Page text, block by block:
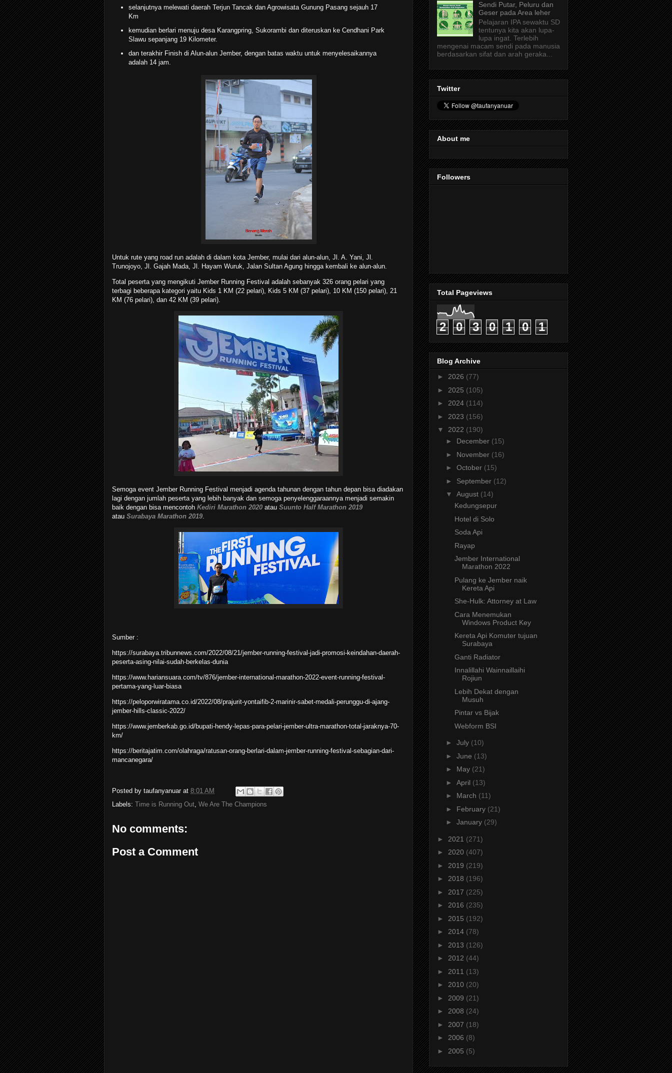
selanjutnya melewati daerah Terjun Tancak dan Agrowisata Gunung Pasang sejauh 17
Km
kemudian berlari menuju desa Karangpring, Sukorambi dan diteruskan ke Cendhani Park
Slawu sepanjang 19 Kilometer.
dan terakhir Finish di Alun-alun Jember, dengan batas waktu untuk menyelesaikannya
adalah 14 jam.
Untuk rute yang road run adalah di dalam kota Jember, mulai dari alun-alun, Jl. A. Yani, Jl.
Trunojoyo, Jl. Gajah Mada, Jl. Hayam Wuruk, Jalan Sultan Agung hingga kembali ke alun-alun.
Total peserta yang mengikuti Jember Running Festival adalah sebanyak 326 orang pelari yang
terbagi beberapa kategori yaitu Kids 1 KM (22 pelari), Kids 5 KM (37 pelari), 10 KM (150 pelari), 21
KM (76 pelari), dan 42 KM (39 pelari).
Semoga event Jember Running Festival menjadi agenda tahunan dengan tahun depan bisa diadakan
lagi dengan jumlah peserta yang lebih banyak dan semoga penyelenggaraannya menjadi semakin
baik dengan bisa mencontoh Kediri Marathon 2020 atau Suunto Half Marathon 2019
atau Surabaya Marathon 2019.
Sumber :
https://surabaya.tribunnews.com/2022/08/21/jember-running-festival-jadi-promosi-keindahan-daerah-
peserta-asing-nilai-sudah-berkelas-dunia
https://www.hariansuara.com/tv/876/jember-international-marathon-2022-event-running-festival-
pertama-yang-luar-biasa
https://peloporwiratama.co.id/2022/08/prajurit-yontaifib-2-marinir-sabet-medali-perunggu-di-ajang-
jember-hills-classic-2022/
https://www.jemberkab.go.id/bupati-hendy-lepas-para-pelari-jember-ultra-marathon-total-jaraknya-70-
km/
https://beritajatim.com/olahraga/ratusan-orang-berlari-dalam-jember-running-festival-sebagian-dari-
mancanegara/
Posted by taufanyanuar at 8:01 AM
Labels: Time is Running Out, We Are The Champions
No comments:
Post a Comment
Sendi Putar, Peluru dan
Geser pada Area leher
Pelajaran IPA sewaktu SD
tentunya kita akan lupa-
lupa ingat. Terlebih
mengenai macam sendi pada manusia
berdasarkan sifat dan arah geraka...
Twitter
About me
Followers
Total Pageviews
2 0 3 0 1 0 1
Blog Archive
► 2026 (77)
► 2025 (105)
► 2024 (114)
► 2023 (156)
▼ 2022 (190)
► December (15)
► November (16)
► October (15)
► September (12)
▼ August (14)
Kedungsepur
Hotel di Solo
Soda Api
Rayap
Jember International
Marathon 2022
Pulang ke Jember naik
Kereta Api
She-Hulk: Attorney at Law
Cara Menemukan
Windows Product Key
Kereta Api Komuter tujuan
Surabaya
Ganti Radiator
Innalillahi Wainnaillaihi
Rojiun
Lebih Dekat dengan
Musuh
Pintar vs Bijak
Webform BSI
► July (10)
► June (13)
► May (21)
► April (13)
► March (11)
► February (21)
► January (29)
► 2021 (271)
► 2020 (407)
► 2019 (219)
► 2018 (196)
► 2017 (225)
► 2016 (235)
► 2015 (192)
► 2014 (78)
► 2013 (126)
► 2012 (44)
► 2011 (13)
► 2010 (20)
► 2009 (21)
► 2008 (24)
► 2007 (18)
► 2006 (8)
► 2005 (5)